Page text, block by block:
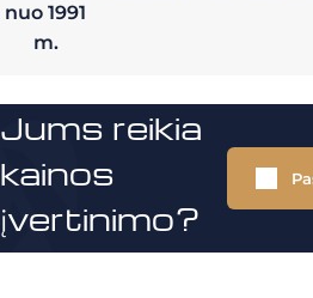
nuo 1991
m.
Jums reikia
kainos
įvertinimo?